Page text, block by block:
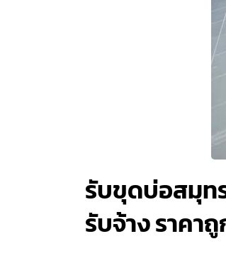
รับขุดบ่อสมุทร
รับจ้าง ราคา